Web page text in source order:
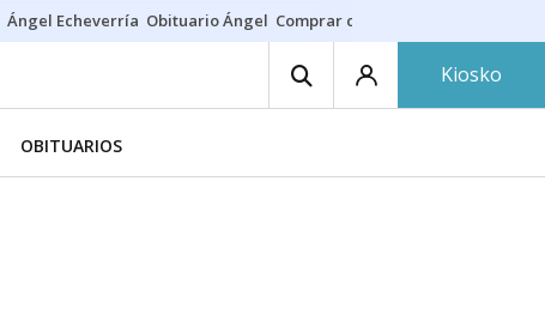
Ángel Echeverría Obituario Ángel Comprar casa
Kiosko
OBITUARIOS